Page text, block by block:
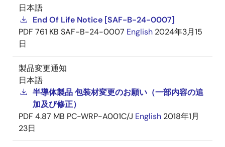
日本語
End Of Life Notice [SAF-B-24-0007]
PDF 761 KB SAF-B-24-0007 English 2024年3月15
日
製品変更通知
日本語
半導体製品 包装材変更のお願い（一部内容の追
加及び修正）
PDF 4.87 MB PC-WRP-A001C/J English 2018年1月
23日